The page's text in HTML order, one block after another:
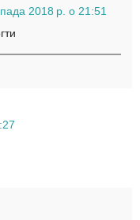
2018 р. о 21:51